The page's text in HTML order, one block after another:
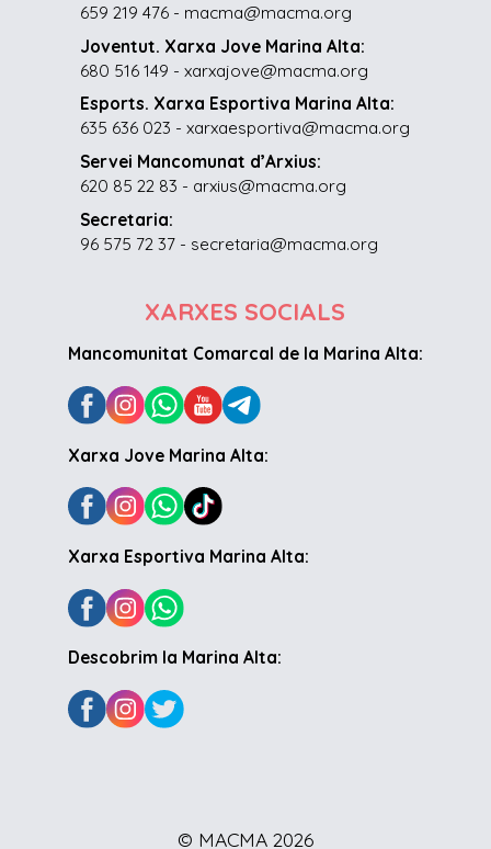
659 219 476 - macma@macma.org
Joventut. Xarxa Jove Marina Alta:
680 516 149 - xarxajove@macma.org
Esports. Xarxa Esportiva Marina Alta:
635 636 023 - xarxaesportiva@macma.org
Servei Mancomunat d’Arxius:
620 85 22 83 - arxius@macma.org
Secretaria:
96 575 72 37 - secretaria@macma.org
XARXES SOCIALS
Mancomunitat Comarcal de la Marina Alta:
Xarxa Jove Marina Alta:
Xarxa Esportiva Marina Alta:
Descobrim la Marina Alta:
© MACMA 2026